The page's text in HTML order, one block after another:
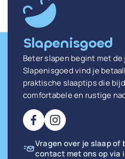
Slapenisgoed
Beter slapen begint met de
Slapenisgoed vind je
praktische slaaptips die
comfortabele en rustige
Vragen over je slaap of
contact met ons op via